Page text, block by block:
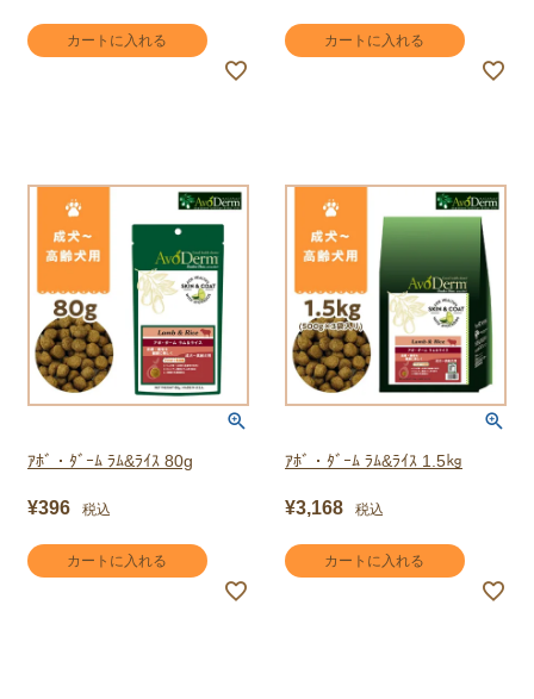
カートに入れる カートに入れる
ｱﾎﾞ・ﾀﾞｰﾑ ﾗﾑ&ﾗｲｽ 80g
¥396 税込
カートに入れる
ｱﾎﾞ・ﾀﾞｰﾑ ﾗﾑ&ﾗｲｽ 1.5㎏
¥3,168 税込
カートに入れる